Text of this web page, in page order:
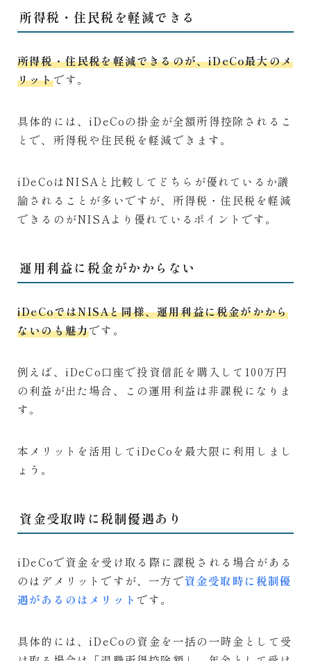
所得税・住民税を軽減できる
所得税・住民税を軽減できるのが、iDeCo最大のメ
リットです。
具体的には、iDeCoの掛金が全額所得控除されるこ
とで、所得税や住民税を軽減できます。
iDeCoはNISAと比較してどちらが優れているか議
論されることが多いですが、所得税・住民税を軽減
できるのがNISAより優れているポイントです。
運用利益に税金がかからない
iDeCoではNISAと同様、運用利益に税金がかから
ないのも魅力です。
例えば、iDeCo口座で投資信託を購入して100万円
の利益が出た場合、この運用利益は非課税になりま
す。
本メリットを活用してiDeCoを最大限に利用しまし
ょう。
資金受取時に税制優遇あり
iDeCoで資金を受け取る際に課税される場合がある
のはデメリットですが、一方で資金受取時に税制優
遇があるのはメリット です。
具体的には、iDeCoの資金を一括の一時金として受